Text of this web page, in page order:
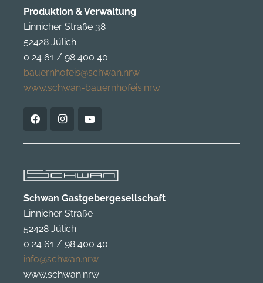
Produktion & Verwaltung
Linnicher Straße 38
52428 Jülich
0 24 61 / 98 400 40
bauernhofeis@schwan.nrw
www.schwan-bauernhofeis.nrw
Schwan Gastgebergesellschaft
Linnicher Straße
52428 Jülich
0 24 61 / 98 400 40
info@schwan.nrw
www.schwan.nrw